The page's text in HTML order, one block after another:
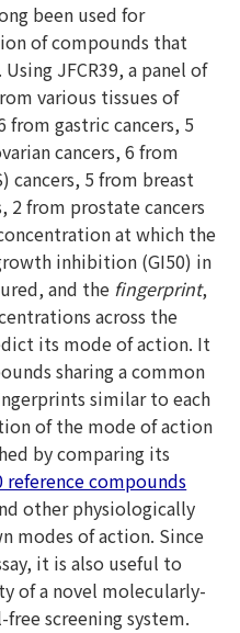
been used for
of compounds that
JFCR39, a panel of
various tissues of
from gastric cancers, 5
cancers, 6 from
cancers, 5 from breast
2 from prostate cancers
at which the
inhibition (GI50) in
and the fingerprint,
across the
its mode of action. It
sharing a common
similar to each
of the mode of action
by comparing its
reference compounds
other physiologically
modes of action. Since
it is also useful to
of a novel molecularly-
screening system.